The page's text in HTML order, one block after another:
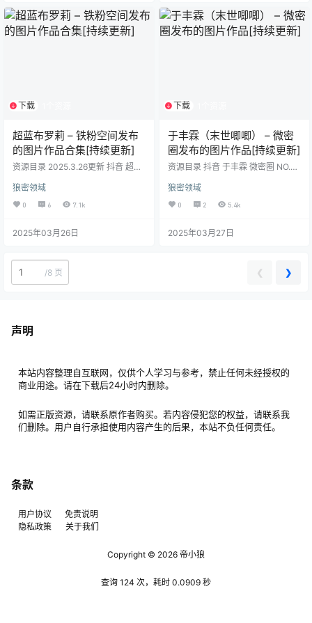
大哥 微密圈 NO.026期【28P】 抖
音 徐珺大哥 微…
下载
超蓝布罗莉 – 铁粉空间发布
的图片作品合集[持续更新]
资源目录 2025.3.26更新 抖音 超蓝
抖音 超蓝布罗莉 铁粉空间 NO.017
期 【9P1V】 抖音 超蓝布罗莉 铁粉
空间 NO.016期 【12P2V】 抖音 超
P】 抖音 超蓝布罗莉 铁粉空间NO.0
罗莉 铁粉…
狼密领域
0 6 7.1k
2025年03月26日
下载
于丰霖（末世唧唧） – 微密
圈发布的图片作品[持续更新]
资源目录 抖音 于丰霖 微密圈 NO.0
圈 NO.008 期【19P-12V 155.68 M
B】 抖音 于丰霖 微密圈 NO.007 期
【55P-18V 100.5 MB】 抖音 于丰
音 于丰霖 微密圈 NO.005 期【31P
狼密领域
0 2 5.4k
2025年03月27日
/8 页 ❮ ❯
声明
本站内容整理自互联网，仅供个人学习与参考，禁止任何未经授权的
商业用途。请在下载后24小时内删除。
如需正版资源，请联系原作者购买。若内容侵犯您的权益，请联系我
们删除。用户自行承担使用内容产生的后果，本站不负任何责任。
条款
用户协议
免责说明
隐私政策
关于我们
Copyright © 2026 帝小狼
查询 124 次，耗时 0.0909 秒